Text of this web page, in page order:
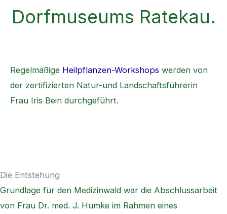
Dorfmuseums Ratekau.
Regelmäßige Heilpflanzen-Workshops werden von
der zertifizierten Natur-und Landschaftsführerin
Frau Iris Bein durchgeführt.
Die Entstehung
Grundlage für den Medizinwald war die Abschlussarbeit
von Frau Dr. med. J. Humke im Rahmen eines